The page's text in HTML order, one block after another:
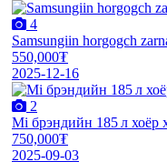
4
Samsungiin horgogch
550,000₮
2025-12-16
2
Mi брэндийн 185 л хоёр
750,000₮
2025-09-03